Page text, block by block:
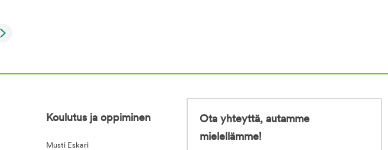
Koulutus ja oppiminen
Musti Eskari
Ota yhteyttä, autamme
mielellämme!